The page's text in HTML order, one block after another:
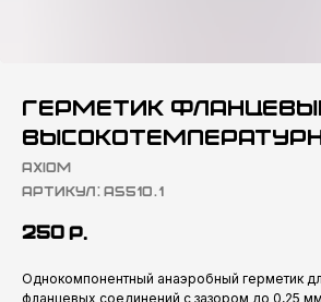
Герметик
AXIOM
Артикул: AS510.1
250 р.
Однокомпонентный анаэробный герметик
фланцевых соединений с зазором до 0,25